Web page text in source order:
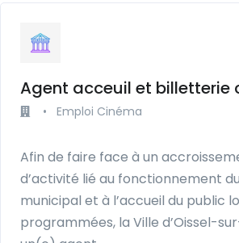
Agent acceuil et billetterie
• Emploi Cinéma
Afin de faire face à un
d’activité lié au fonctionnement
municipal et à l’accueil du public
programmées, la Ville d’Oissel-